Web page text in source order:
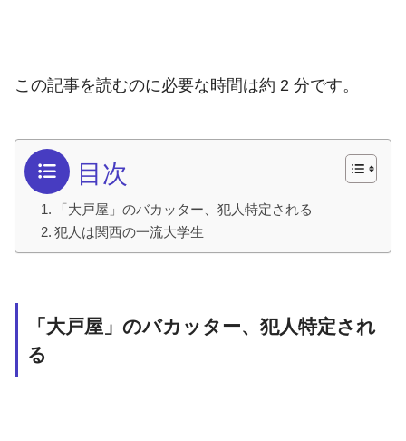
この記事を読むのに必要な時間は約 2 分です。
目次
「大戸屋」のバカッター、犯人特定される
犯人は関西の一流大学生
「大戸屋」のバカッター、犯人特定され
る